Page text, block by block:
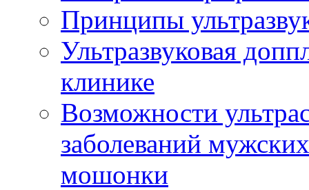
Принципы
Ультразвуковая
клинике
Возможности
заболеваний
мошонки